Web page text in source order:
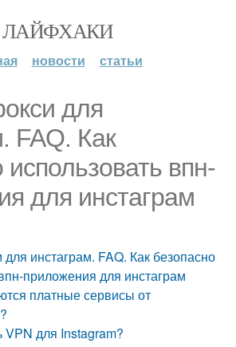
ЛАЙФХАКИ
новости статьи
для
FAQ. Как
использовать впн-
для инстаграм
инстаграм. FAQ. Как безопасно
приложения для инстаграм
платные сервисы от
VPN для Instagram?